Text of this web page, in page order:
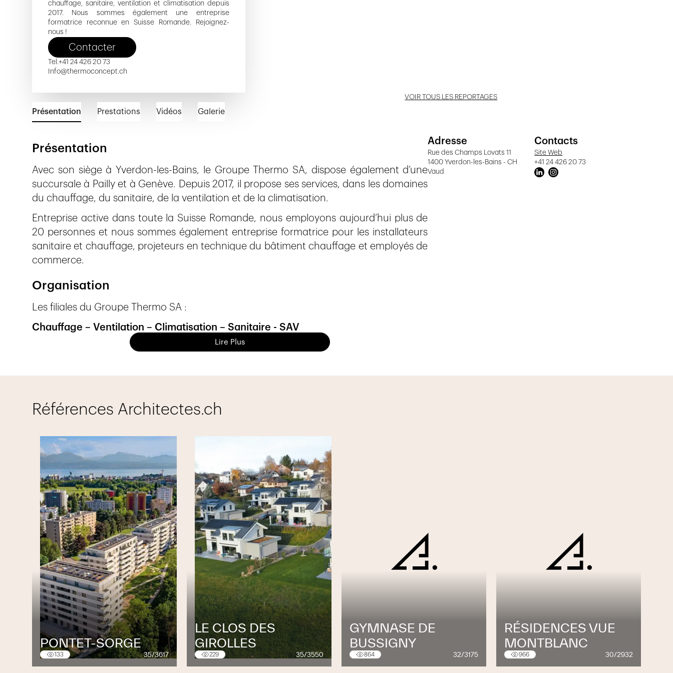
chauffage, sanitaire, ventilation et climatisation depuis
2017. Nous sommes également une entreprise
formatrice reconnue en Suisse Romande. Rejoignez-
nous !
Contacter
Tel.+41 24 426 20 73
Info@thermoconcept.ch
VOIR TOUS LES REPORTAGES
Présentation Prestations Vidéos Galerie
Présentation
Avec son siège à Yverdon-les-Bains, le Groupe Thermo SA, dispose également d’une
succursale à Pailly et à Genève. Depuis 2017, il propose ses services, dans les domaines
du chauffage, du sanitaire, de la ventilation et de la climatisation.
Entreprise active dans toute la Suisse Romande, nous employons aujourd’hui plus de
20 personnes et nous sommes également entreprise formatrice pour les installateurs
sanitaire et chauffage, projeteurs en technique du bâtiment chauffage et employés de
commerce.
Organisation
Les filiales du Groupe Thermo SA :
Chauffage – Ventilation – Climatisation – Sanitaire - SAV
1205 Genève
Rue des Champs Lovats 11
Buffat Sanitaire SA
Rue de la Clue 2
1416 Pailly
Nos services
Chauffage
Nous sommes en mesure d’effectuer tous types d’installations de chauffage.
Fourniture et pose de pompes à chaleur
Fourniture et pose de chaudières à pellets
Fourniture et pose de chaudières à gaz et à mazout
Fourniture et pose de panneaux solaires thermiques
Conception de vos installations de chauffage
Etude du bâtiment
Réalisation de plans techniques
Lire Plus
Adresse
Rue des Champs Lovats 11
1400 Yverdon-les-Bains - CH
Vaud
Contacts
Site Web
+41 24 426 20 73
Références Architectes.ch
PONTET-SORGE
133 35/3617
LE CLOS DES
GIROLLES
229 35/3550
GYMNASE DE
BUSSIGNY
864 32/3175
RÉSIDENCES VUE
MONTBLANC
966 30/2932